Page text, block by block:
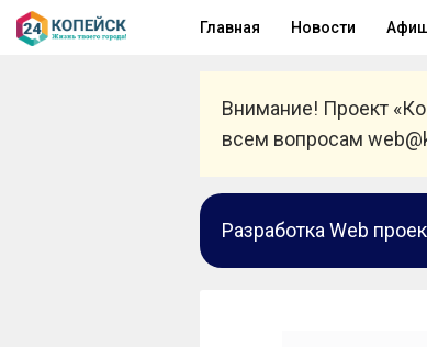
Главная Новости
Внимание! Проект
всем вопросам
Разработка Web